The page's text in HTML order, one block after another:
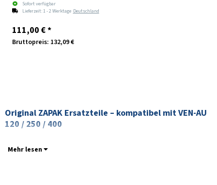
Sofort verfügbar
Lieferzeit:1 - 2 Werktage Deutschland
111,00 €*
Bruttopreis: 132,09 €
Original ZAPAK Ersatzteile – kompatibel mit VEN-AU
120 / 250 / 400
Mehr lesen